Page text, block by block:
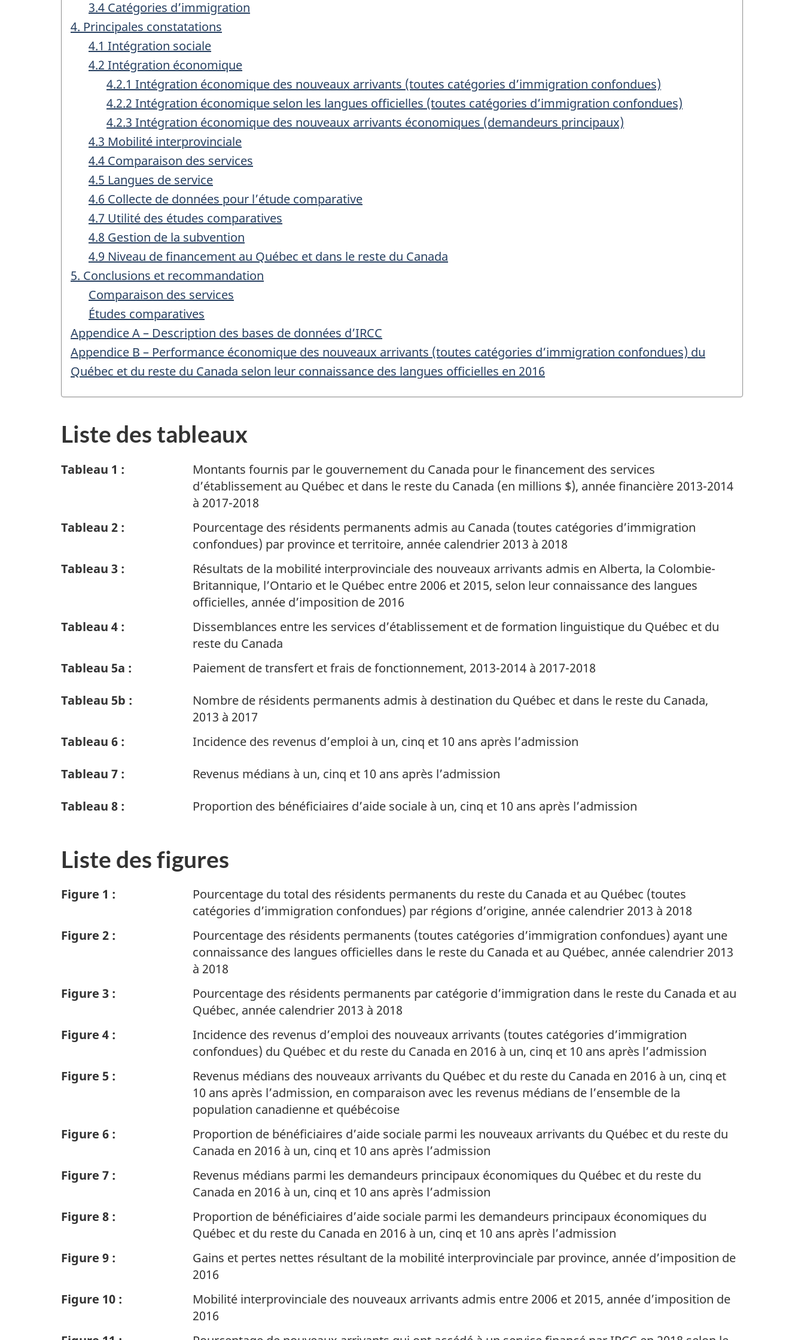
3.4 Catégories d’immigration
4. Principales constatations
4.1 Intégration sociale
4.2 Intégration économique
4.2.1 Intégration économique des nouveaux arrivants (toutes catégories d’immigration confondues)
4.2.2 Intégration économique selon les langues officielles (toutes catégories d’immigration confondues)
4.2.3 Intégration économique des nouveaux arrivants économiques (demandeurs principaux)
4.3 Mobilité interprovinciale
4.4 Comparaison des services
4.5 Langues de service
4.6 Collecte de données pour l’étude comparative
4.7 Utilité des études comparatives
4.8 Gestion de la subvention
4.9 Niveau de financement au Québec et dans le reste du Canada
5. Conclusions et recommandation
Comparaison des services
Études comparatives
Appendice A – Description des bases de données d’IRCC
Appendice B – Performance économique des nouveaux arrivants (toutes catégories d’immigration confondues) du
Québec et du reste du Canada selon leur connaissance des langues officielles en 2016
Liste des tableaux
Tableau 1 :
Montants fournis par le gouvernement du Canada pour le financement des services
d’établissement au Québec et dans le reste du Canada (en millions $), année financière 2013-2014
à 2017-2018
Tableau 2 :
Pourcentage des résidents permanents admis au Canada (toutes catégories d’immigration
confondues) par province et territoire, année calendrier 2013 à 2018
Tableau 3 :
Résultats de la mobilité interprovinciale des nouveaux arrivants admis en Alberta, la Colombie-
Britannique, l’Ontario et le Québec entre 2006 et 2015, selon leur connaissance des langues
officielles, année d’imposition de 2016
Tableau 4 :
Dissemblances entre les services d’établissement et de formation linguistique du Québec et du
reste du Canada
Tableau 5a :
Paiement de transfert et frais de fonctionnement, 2013-2014 à 2017-2018
Tableau 5b :
Nombre de résidents permanents admis à destination du Québec et dans le reste du Canada,
2013 à 2017
Tableau 6 :
Incidence des revenus d’emploi à un, cinq et 10 ans après l’admission
Tableau 7 :
Revenus médians à un, cinq et 10 ans après l’admission
Tableau 8 :
Proportion des bénéficiaires d’aide sociale à un, cinq et 10 ans après l’admission
Liste des figures
Figure 1 :
Pourcentage du total des résidents permanents du reste du Canada et au Québec (toutes
catégories d’immigration confondues) par régions d’origine, année calendrier 2013 à 2018
Figure 2 :
Pourcentage des résidents permanents (toutes catégories d’immigration confondues) ayant une
connaissance des langues officielles dans le reste du Canada et au Québec, année calendrier 2013
à 2018
Figure 3 :
Pourcentage des résidents permanents par catégorie d’immigration dans le reste du Canada et au
Québec, année calendrier 2013 à 2018
Figure 4 :
Incidence des revenus d’emploi des nouveaux arrivants (toutes catégories d’immigration
confondues) du Québec et du reste du Canada en 2016 à un, cinq et 10 ans après l’admission
Figure 5 :
Revenus médians des nouveaux arrivants du Québec et du reste du Canada en 2016 à un, cinq et
10 ans après l’admission, en comparaison avec les revenus médians de l’ensemble de la
population canadienne et québécoise
Figure 6 :
Proportion de bénéficiaires d’aide sociale parmi les nouveaux arrivants du Québec et du reste du
Canada en 2016 à un, cinq et 10 ans après l’admission
Figure 7 :
Revenus médians parmi les demandeurs principaux économiques du Québec et du reste du
Canada en 2016 à un, cinq et 10 ans après l’admission
Figure 8 :
Proportion de bénéficiaires d’aide sociale parmi les demandeurs principaux économiques du
Québec et du reste du Canada en 2016 à un, cinq et 10 ans après l’admission
Figure 9 :
Gains et pertes nettes résultant de la mobilité interprovinciale par province, année d’imposition de
2016
Figure 10 :
Mobilité interprovinciale des nouveaux arrivants admis entre 2006 et 2015, année d’imposition de
2016